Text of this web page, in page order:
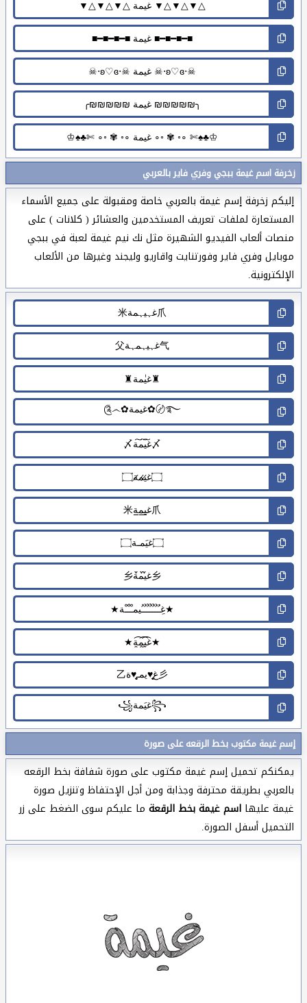
زخرفة اسم غيمة ببجي وفري فاير بالعربي
إليكم زخرفة إسم غيمة بالعربي خاصة ومقبولة على جميع الأسماء
المستعارة لملفات تعريف المستخدمين والعشائر ( كلانات ) على
منصات ألعاب الفيديو الشهيرة مثل نك نيم غيمة لعبة في ببجي
موبايل وفري فاير وفورتنايت واقاريو وليجند وغيرها من الألعاب
الإلكترونية.
إسم غيمة مكتوب بخط الرقعه على صورة
يمكنكم تحميل إسم غيمة مكتوب على صورة شفافة بخط الرقعه
بالعربي بطريقة محترفة وجذابة ومن أجل الإحتفاظ وتنزيل صورة
غيمة عليها اسم غيمة بخط الرقعة ما عليكم سوى الضغط على زر
التحميل أسفل الصورة.